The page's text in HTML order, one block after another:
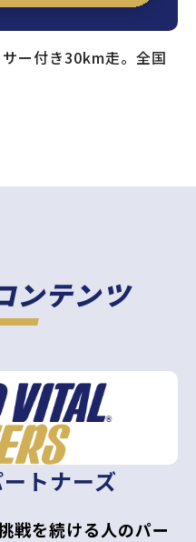
ー付き30km走。全国
ンテンツ
トナーズ
戦を続ける人のパー